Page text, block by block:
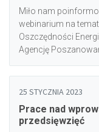
będą Państwo
Miło nam
webinarium na
Oszczędności
Agencję
informacje
href="https://
Zapraszamy do
25 STYCZNIA 2023
Prace nad
przedsięwzięć